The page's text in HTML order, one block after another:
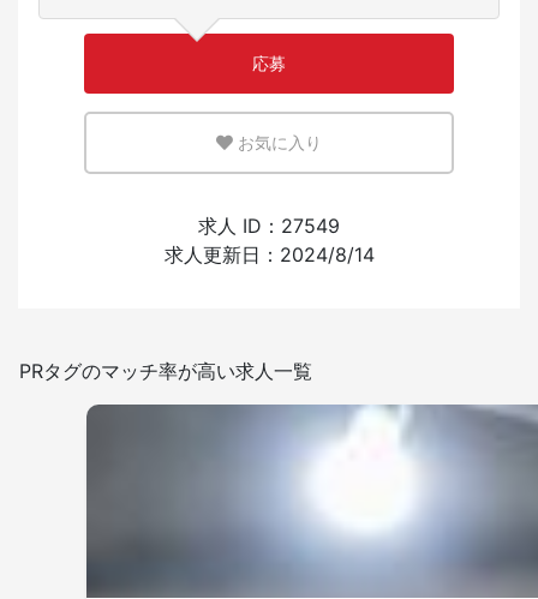
英語または母国語を活かせる環境
日本語を使う頻度
応募
お気に入り
求人 ID：27549
求人更新日：2024/8/14
PRタグのマッチ率が高い求人一覧